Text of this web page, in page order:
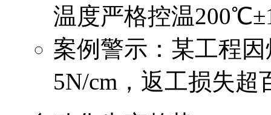
温度严格控温
案例警示：某工程
5N/cm，返工损失超